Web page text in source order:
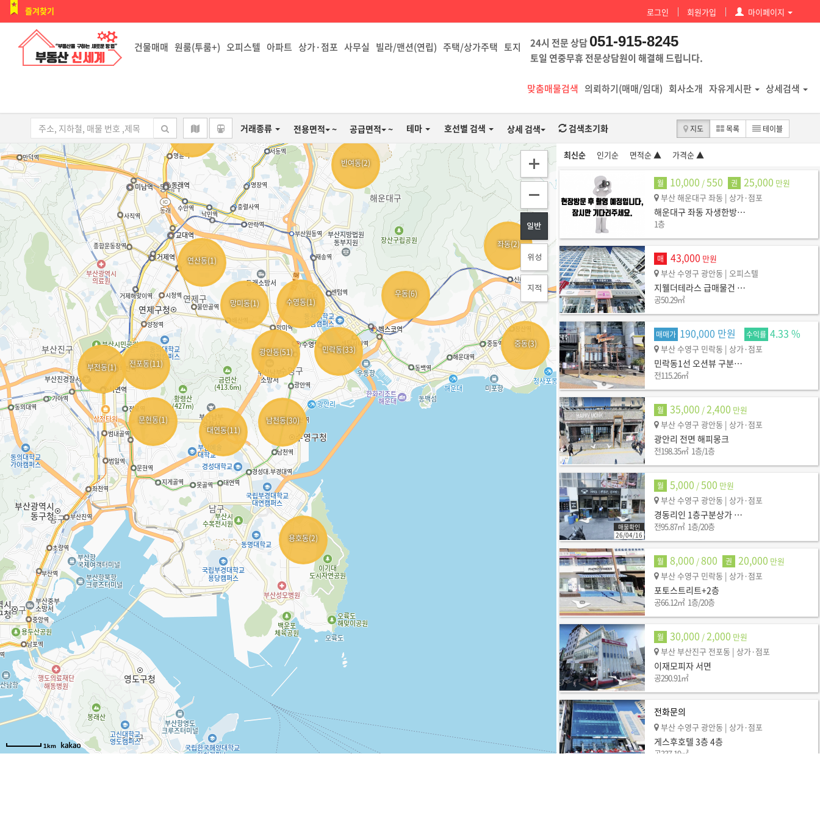
즐겨찾기 로그인 회원가입 마이페이지
24시 전문 상담051-915-8245
토일 연중무휴 전문상담원이 해결해 드립니다.
건물매매 원룸(투룸+) 오피스텔 아파트 상가·점포 사무실 빌라/맨션(연립) 주택/상가주택 토지
맞춤매물검색 의뢰하기(매매/임대) 회사소개 자유게시판 상세검색
거래종류 전용면적 ~ 공급면적 ~ 테마 호선별 검색 상세 검색 검색초기화 지도 목록 테이블
대연동(11)
문현동(1)
용호동(2)
명륜동(1)
부전동(1) 전포동(11)
광안동(51)
남천동(30)
망미동(1)
민락동(33)
수영동(1)
연산동(1)
반여동(2)
우동(6)
좌동(2)
중동(3)
1km
최신순 인기순 면적순 ▲ 가격순 ▲
월 10,000 /550 권 25,000 만원
부산 해운대구 좌동 | 상가·점포
해운대구 좌동 자생한방…
1층
매 43,000 만원
부산 수영구 광안동 | 오피스텔
지웰더테라스 급매물건 …
공50.29㎡
매매가 190,000 만원 수익률 4.33 %
부산 수영구 민락동 | 상가·점포
민락동1선 오션뷰 구분…
전115.26㎡
월 35,000 /2,400 만원
부산 수영구 광안동 | 상가·점포
광안리 전면 해피몽크
전198.35㎡ 1층/1층
매물확인
26/04/16
월 5,000 /500 만원
부산 수영구 광안동 | 상가·점포
경동리인 1층구분상가 …
전95.87㎡ 1층/20층
월 8,000 /800 권 20,000 만원
부산 수영구 민락동 | 상가·점포
포토스트리트+2층
공66.12㎡ 1층/20층
월 30,000 /2,000 만원
부산 부산진구 전포동 | 상가·점포
이재모피자 서면
공290.91㎡
전화문의
부산 수영구 광안동 | 상가·점포
게스후호텔 3층 4층
공337.19㎡